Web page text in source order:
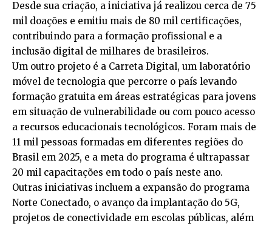
Desde sua criação, a iniciativa já realizou cerca de 75
mil doações e emitiu mais de 80 mil certificações,
contribuindo para a formação profissional e a
inclusão digital de milhares de brasileiros.
Um outro projeto é a Carreta Digital, um laboratório
móvel de tecnologia que percorre o país levando
formação gratuita em áreas estratégicas para jovens
em situação de vulnerabilidade ou com pouco acesso
a recursos educacionais tecnológicos. Foram mais de
11 mil pessoas formadas em diferentes regiões do
Brasil em 2025, e a meta do programa é ultrapassar
20 mil capacitações em todo o país neste ano.
Outras iniciativas incluem a expansão do programa
Norte Conectado, o avanço da implantação do 5G,
projetos de conectividade em escolas públicas, além